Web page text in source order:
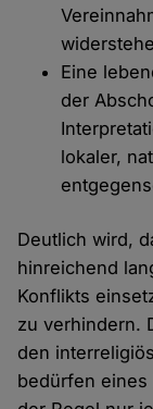
Eine
der
lokaler,
Deutlich wird,
hinreichend
Konflikts
zu verhindern.
den
bedürfen eines